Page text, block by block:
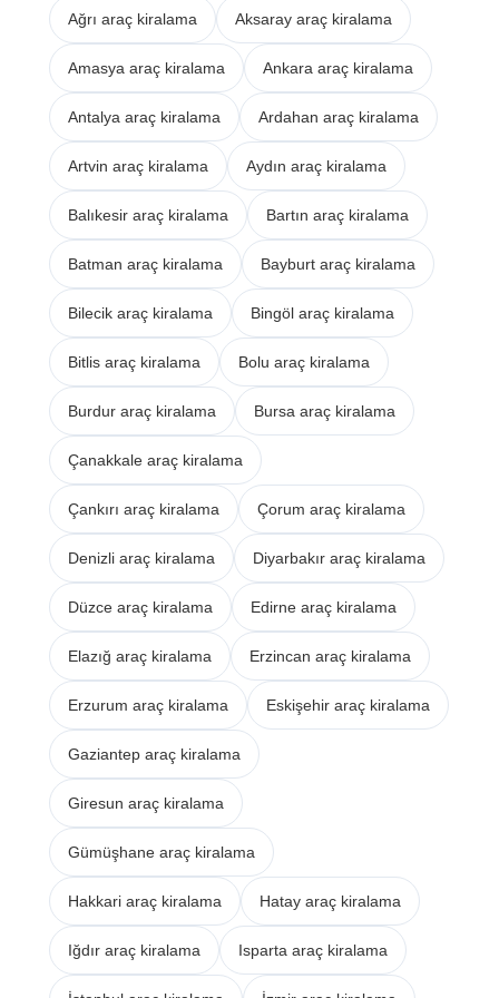
Ağrı araç kiralama Aksaray araç kiralama
Amasya araç kiralama Ankara araç kiralama
Antalya araç kiralama Ardahan araç kiralama
Artvin araç kiralama Aydın araç kiralama
Balıkesir araç kiralama Bartın araç kiralama
Batman araç kiralama Bayburt araç kiralama
Bilecik araç kiralama Bingöl araç kiralama
Bitlis araç kiralama Bolu araç kiralama
Burdur araç kiralama Bursa araç kiralama
Çanakkale araç kiralama
Çankırı araç kiralama Çorum araç kiralama
Denizli araç kiralama Diyarbakır araç kiralama
Düzce araç kiralama Edirne araç kiralama
Elazığ araç kiralama Erzincan araç kiralama
Erzurum araç kiralama Eskişehir araç kiralama
Gaziantep araç kiralama
Giresun araç kiralama
Gümüşhane araç kiralama
Hakkari araç kiralama Hatay araç kiralama
Iğdır araç kiralama Isparta araç kiralama